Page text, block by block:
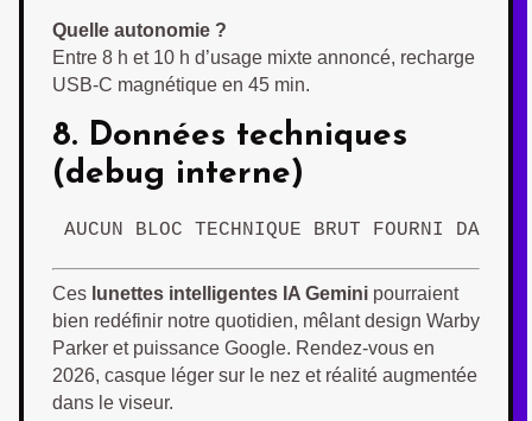
Quelle autonomie ?
Entre 8 h et 10 h d’usage mixte annoncé, recharge
USB-C magnétique en 45 min.
8. Données techniques
(debug interne)
AUCUN BLOC TECHNIQUE BRUT FOURNI DANS
Ces lunettes intelligentes IA Gemini pourraient
bien redéfinir notre quotidien, mêlant design Warby
Parker et puissance Google. Rendez-vous en
2026, casque léger sur le nez et réalité augmentée
dans le viseur.